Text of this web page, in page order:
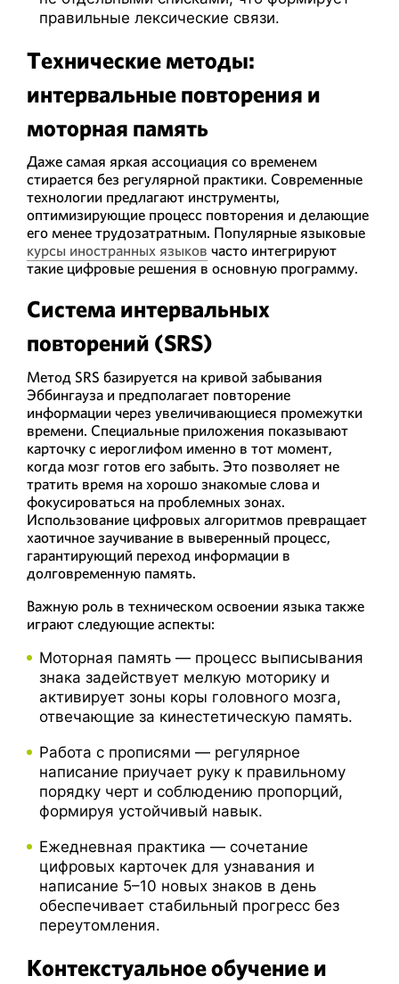
правильные лексические связи.
Технические методы:
интервальные повторения и
моторная память
Даже самая яркая ассоциация со временем
стирается без регулярной практики. Современные
технологии предлагают инструменты,
оптимизирующие процесс повторения и делающие
его менее трудозатратным. Популярные языковые
курсы иностранных языков часто интегрируют
такие цифровые решения в основную программу.
Система интервальных
повторений (SRS)
Метод SRS базируется на кривой забывания
Эббингауза и предполагает повторение
информации через увеличивающиеся промежутки
времени. Специальные приложения показывают
карточку с иероглифом именно в тот момент,
когда мозг готов его забыть. Это позволяет не
тратить время на хорошо знакомые слова и
фокусироваться на проблемных зонах.
Использование цифровых алгоритмов превращает
хаотичное заучивание в выверенный процесс,
гарантирующий переход информации в
долговременную память.
Важную роль в техническом освоении языка также
играют следующие аспекты:
Моторная память — процесс выписывания
знака задействует мелкую моторику и
активирует зоны коры головного мозга,
отвечающие за кинестетическую память.
Работа с прописями — регулярное
написание приучает руку к правильному
порядку черт и соблюдению пропорций,
формируя устойчивый навык.
Ежедневная практика — сочетание
цифровых карточек для узнавания и
написание 5–10 новых знаков в день
обеспечивает стабильный прогресс без
переутомления.
Контекстуальное обучение и